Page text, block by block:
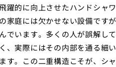
躍的に向上させたハンドシャ
家庭には欠かせない設備です
でいます。多くの人が誤解し
、実際にはその内部を通る細
す。この二重構造こそが、シ